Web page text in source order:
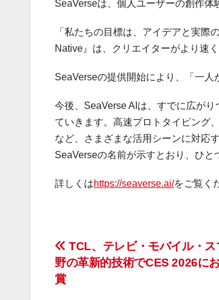
SeaVerseは、個人ユーザーの創作体
「私たちの目標は、アイデアと実際
Native』は、クリエイターがより速
SeaVerseの提供開始により、「一人
今後、SeaVerse AIは、すでに広が
ていきます。高速プロトタイピング
など、さまざまな活用シーンに対応
SeaVerseの名前が示すとおり、ひと
詳しくはhttps://seaverse.ai/をご覧く
投
稿
TCL、テレビ・モバイル・
野の革新的技術でCES 2026に
賞